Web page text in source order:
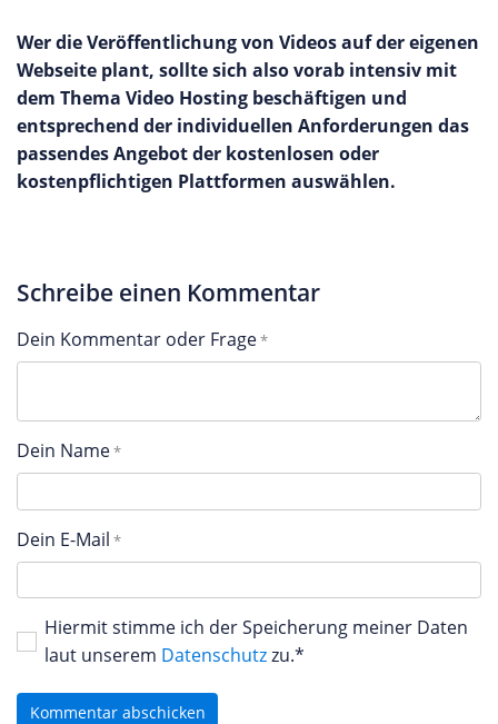
Wer die Veröffentlichung von Videos auf der eigenen
Webseite plant, sollte sich also vorab intensiv mit
dem Thema Video Hosting beschäftigen und
entsprechend der individuellen Anforderungen das
passendes Angebot der kostenlosen oder
kostenpflichtigen Plattformen auswählen.
Schreibe einen Kommentar
Dein Kommentar oder Frage
Dein Name
Dein E-Mail
Hiermit stimme ich der Speicherung meiner Daten
laut unserem Datenschutzzu.*
Kommentar abschicken